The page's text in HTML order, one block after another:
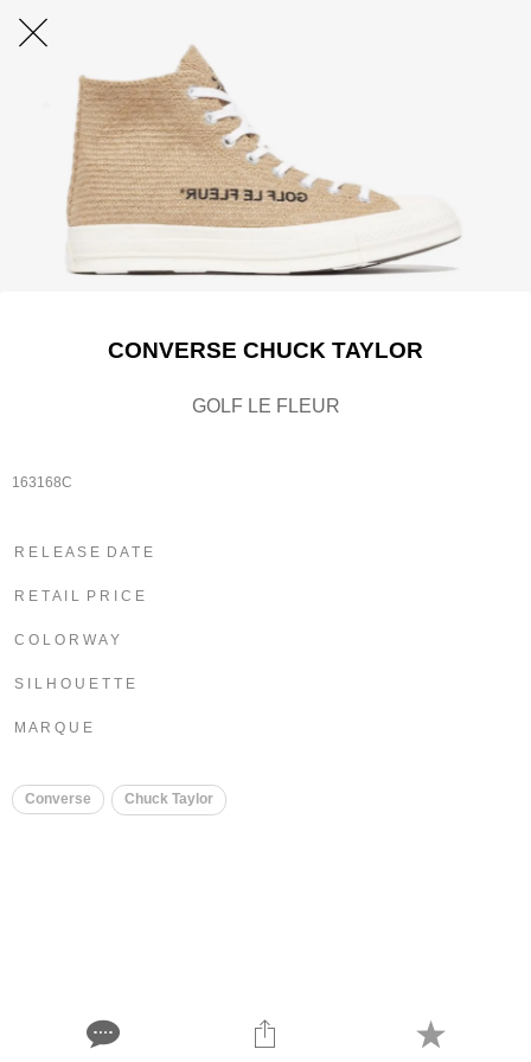
CONVERSE CHUCK TAYLOR
GOLF LE FLEUR
163168C
R E L E A S E D A T E
R E T A I L P R I C E
C O L O R W A Y
S I L H O U E T T E
M A R Q U E
Converse Chuck Taylor